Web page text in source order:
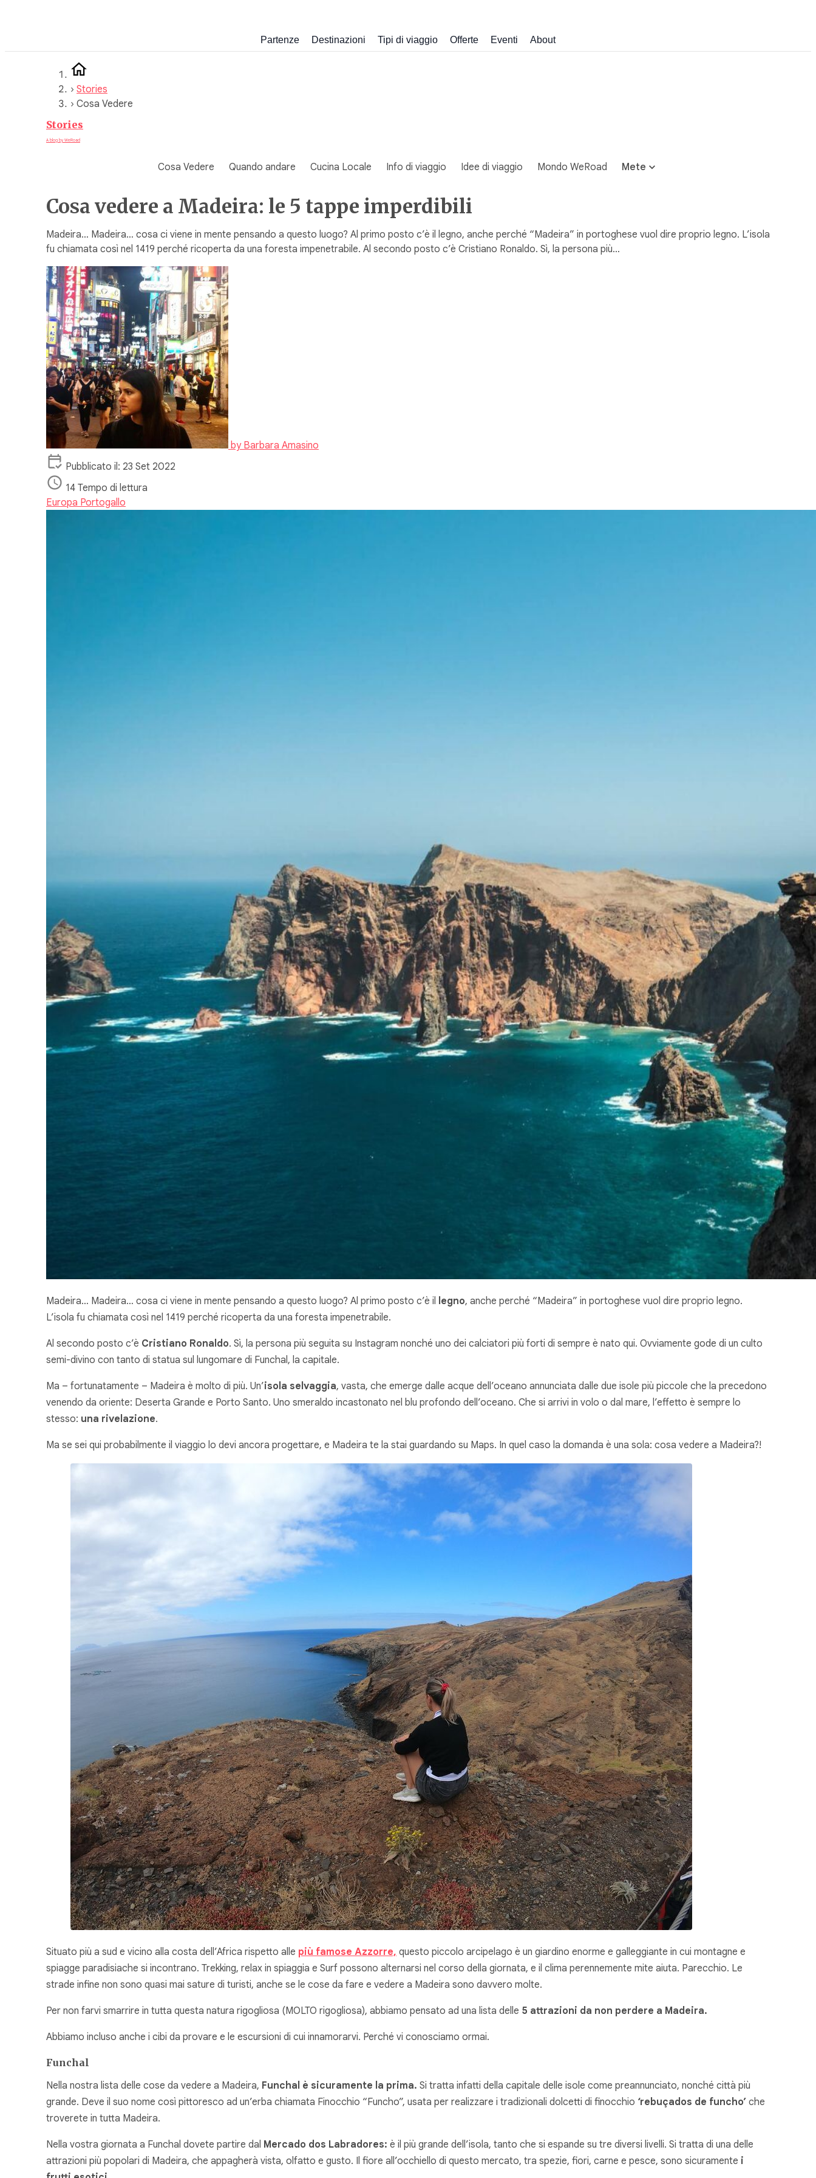
Partenze Destinazioni Tipi di viaggio Offerte Eventi About
› Stories
› Cosa Vedere
Stories
A blog by WeRoad
Cosa Vedere Quando andare Cucina Locale Info di viaggio Idee di viaggio Mondo WeRoad Mete
Cosa vedere a Madeira: le 5 tappe imperdibili
Madeira… Madeira… cosa ci viene in mente pensando a questo luogo? Al primo posto c’è il legno, anche perché “Madeira” in portoghese vuol dire proprio legno. L’isola
fu chiamata così nel 1419 perché ricoperta da una foresta impenetrabile. Al secondo posto c’è Cristiano Ronaldo. Sì, la persona più…
by Barbara Amasino
Pubblicato il: 23 Set 2022
14 Tempo di lettura
Europa Portogallo
Madeira… Madeira… cosa ci viene in mente pensando a questo luogo? Al primo posto c’è il legno, anche perché “Madeira” in portoghese vuol dire proprio legno.
L’isola fu chiamata così nel 1419 perché ricoperta da una foresta impenetrabile.
Al secondo posto c’è Cristiano Ronaldo. Sì, la persona più seguita su Instagram nonché uno dei calciatori più forti di sempre è nato qui. Ovviamente gode di un culto
semi-divino con tanto di statua sul lungomare di Funchal, la capitale.
Ma – fortunatamente – Madeira è molto di più. Un’isola selvaggia, vasta, che emerge dalle acque dell’oceano annunciata dalle due isole più piccole che la precedono
venendo da oriente: Deserta Grande e Porto Santo. Uno smeraldo incastonato nel blu profondo dell’oceano. Che si arrivi in volo o dal mare, l’effetto è sempre lo
stesso: una rivelazione.
Ma se sei qui probabilmente il viaggio lo devi ancora progettare, e Madeira te la stai guardando su Maps. In quel caso la domanda è una sola: cosa vedere a Madeira?!
Situato più a sud e vicino alla costa dell’Africa rispetto alle più famose Azzorre, questo piccolo arcipelago è un giardino enorme e galleggiante in cui montagne e
spiagge paradisiache si incontrano. Trekking, relax in spiaggia e Surf possono alternarsi nel corso della giornata, e il clima perennemente mite aiuta. Parecchio. Le
strade infine non sono quasi mai sature di turisti, anche se le cose da fare e vedere a Madeira sono davvero molte.
Per non farvi smarrire in tutta questa natura rigogliosa (MOLTO rigogliosa), abbiamo pensato ad una lista delle 5 attrazioni da non perdere a Madeira.
Abbiamo incluso anche i cibi da provare e le escursioni di cui innamorarvi. Perché vi conosciamo ormai.
Funchal
Nella nostra lista delle cose da vedere a Madeira, Funchal è sicuramente la prima. Si tratta infatti della capitale delle isole come preannunciato, nonché città più
grande. Deve il suo nome così pittoresco ad un’erba chiamata Finocchio “Funcho”, usata per realizzare i tradizionali dolcetti di finocchio ‘rebuçados de funcho’ che
troverete in tutta Madeira.
Nella vostra giornata a Funchal dovete partire dal Mercado dos Labradores: è il più grande dell’isola, tanto che si espande su tre diversi livelli. Si tratta di una delle
attrazioni più popolari di Madeira, che appagherà vista, olfatto e gusto. Il fiore all’occhiello di questo mercato, tra spezie, fiori, carne e pesce, sono sicuramente i